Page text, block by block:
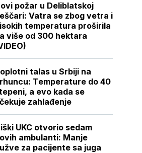
požar u Deliblatskoj
Vatra se zbog vetra i
temperatura proširila
više od 300 hektara
talas u Srbiji na
Temperature do 40
a evo kada se
zahlađenje
UKC otvorio sedam
ambulanti: Manje
za pacijente sa juga